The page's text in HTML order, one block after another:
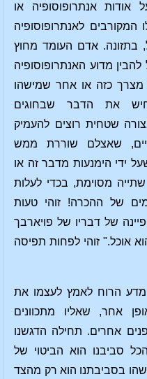
אנתרופוסופיה או
לאנתרופוסופיה
בתזונה. אדם העומד מחוץ
מדוע האנתרופוסופיה
מצרך כזה או אחר שמישהו
את הדבר שבחוגים
שטחית רוצים להעמיק
שאצלם שוררת ממש
ידי הימנעות מדבר זה או
מסוימת, בכדי לעלות
של ההכרה! זוהי טעות
של דבריו של פויארבך
אוכל." זוהי לפחות תפיסה
מדע הרוח לאמץ לעצמו את
אחר, שאליו מתכוונים
אחרים. תחילה הדגשנו
סביבנו הוא הביטוי של
בסביבתנו הוא רק מהצד